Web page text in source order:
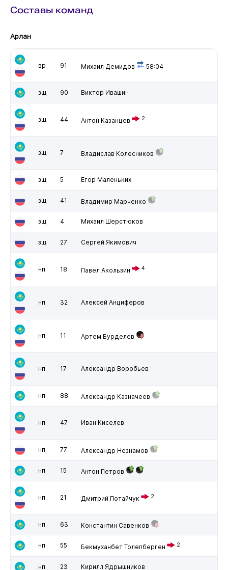
Составы команд
Арлан
вр 91 Михаил Демидов 58:04
зщ 90 Виктор Ивашин
зщ 44 Антон Казанцев 2
зщ 7 Владислав Колесников
зщ 5 Егор Маленьких
зщ 41 Владимир Марченко
зщ 4 Михаил Шерстюков
зщ 27 Сергей Якимович
нп 18 Павел Акользин 4
нп 32 Алексей Анциферов
нп 11 Артем Бурделев
нп 17 Александр Воробьев
нп 88 Александр Казначеев
нп 47 Иван Киселев
нп 77 Александр Незнамов
нп 15 Антон Петров
нп 21 Дмитрий Потайчук 2
нп 63 Константин Савенков
нп 55 Бекмуханбет Толепберген 2
нп 23 Кирилл Ядрышников